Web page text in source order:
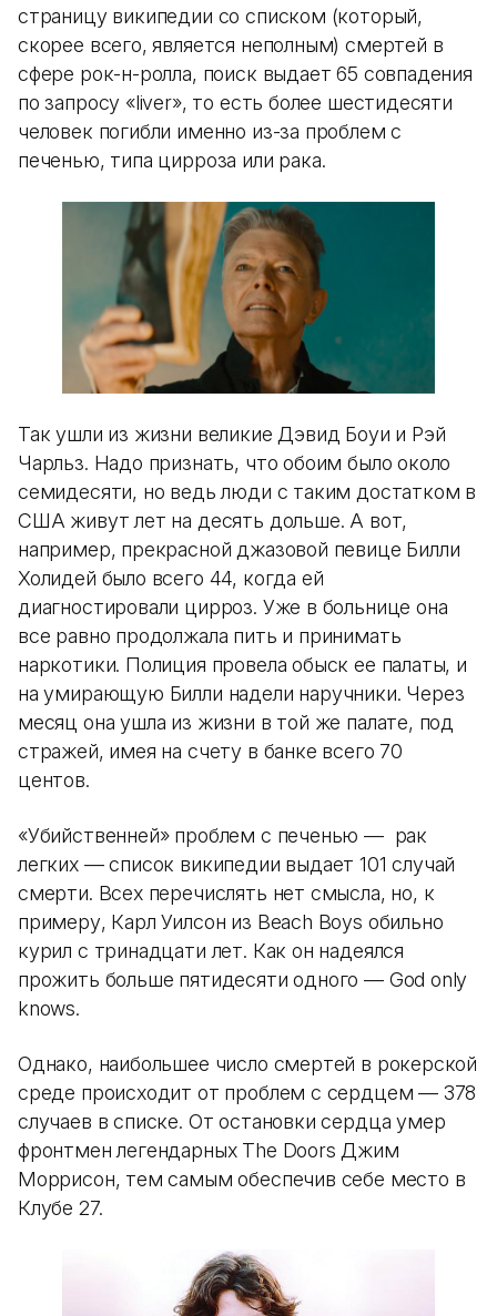
страницу википедии со списком (который,
скорее всего, является неполным) смертей в
сфере рок-н-ролла, поиск выдает 65 совпадения
по запросу «liver», то есть более шестидесяти
человек погибли именно из-за проблем с
печенью, типа цирроза или рака.
Так ушли из жизни великие Дэвид Боуи и Рэй
Чарльз. Надо признать, что обоим было около
семидесяти, но ведь люди с таким достатком в
США живут лет на десять дольше. А вот,
например, прекрасной джазовой певице Билли
Холидей было всего 44, когда ей
диагностировали цирроз. Уже в больнице она
все равно продолжала пить и принимать
наркотики. Полиция провела обыск ее палаты, и
на умирающую Билли надели наручники. Через
месяц она ушла из жизни в той же палате, под
стражей, имея на счету в банке всего 70
центов.
«Убийственней» проблем с печенью — рак
легких — список википедии выдает 101 случай
смерти. Всех перечислять нет смысла, но, к
примеру, Карл Уилсон из Beach Boys обильно
курил с тринадцати лет. Как он надеялся
прожить больше пятидесяти одного — God only
knows.
Однако, наибольшее число смертей в рокерской
среде происходит от проблем с сердцем — 378
случаев в списке. От остановки сердца умер
фронтмен легендарных The Doors Джим
Моррисон, тем самым обеспечив себе место в
Клубе 27.